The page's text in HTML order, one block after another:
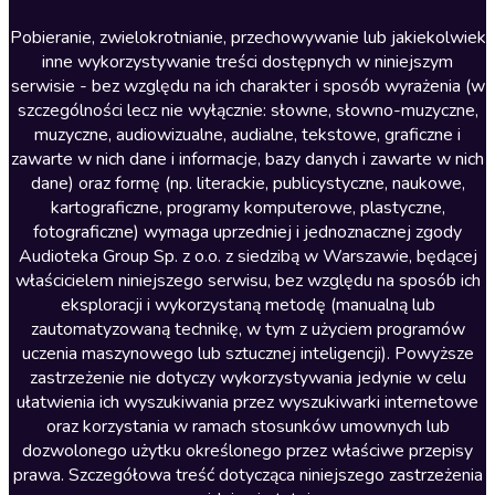
Literatura anglojęzyczna
Literatura faktu
Literatura obyczajowa
Literatura piękna obca
Literatura piękna polska
Nagrania relaksacyjne
Nauka języków
Nauki humanistyczne
Podcasty i audycje
Polityka
Prasa
Religia
Romans
Pobieranie, zwielokrotnianie, przechowywanie lub jakiekolwiek
inne wykorzystywanie treści dostępnych w niniejszym
serwisie - bez względu na ich charakter i sposób wyrażenia (w
szczególności lecz nie wyłącznie: słowne, słowno-muzyczne,
muzyczne, audiowizualne, audialne, tekstowe, graficzne i
zawarte w nich dane i informacje, bazy danych i zawarte w nich
dane) oraz formę (np. literackie, publicystyczne, naukowe,
kartograficzne, programy komputerowe, plastyczne,
fotograficzne) wymaga uprzedniej i jednoznacznej zgody
Audioteka Group Sp. z o.o. z siedzibą w Warszawie, będącej
właścicielem niniejszego serwisu, bez względu na sposób ich
eksploracji i wykorzystaną metodę (manualną lub
zautomatyzowaną technikę, w tym z użyciem programów
uczenia maszynowego lub sztucznej inteligencji). Powyższe
zastrzeżenie nie dotyczy wykorzystywania jedynie w celu
ułatwienia ich wyszukiwania przez wyszukiwarki internetowe
oraz korzystania w ramach stosunków umownych lub
dozwolonego użytku określonego przez właściwe przepisy
prawa. Szczegółowa treść dotycząca niniejszego zastrzeżenia